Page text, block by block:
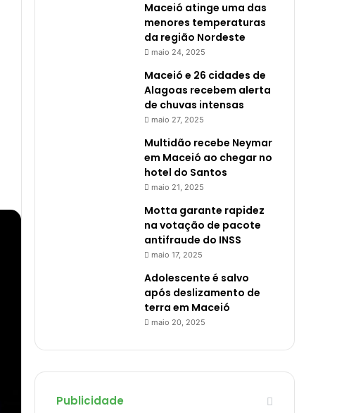
Maceió atinge uma das
menores temperaturas
da região Nordeste
maio 24, 2025
Maceió e 26 cidades de
Alagoas recebem alerta
de chuvas intensas
maio 27, 2025
Multidão recebe Neymar
em Maceió ao chegar no
hotel do Santos
maio 21, 2025
Motta garante rapidez
na votação de pacote
antifraude do INSS
maio 17, 2025
Adolescente é salvo
após deslizamento de
terra em Maceió
maio 20, 2025
Publicidade